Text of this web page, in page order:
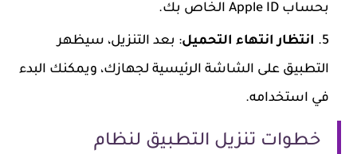
بحساب Apple ID الخاص بك.
انتظار انتهاء التحميل: بعد التنزيل، سيظهر
التطبيق على الشاشة الرئيسية لجهازك، ويمكنك البدء
في استخدامه.
خطوات تنزيل التطبيق لنظام